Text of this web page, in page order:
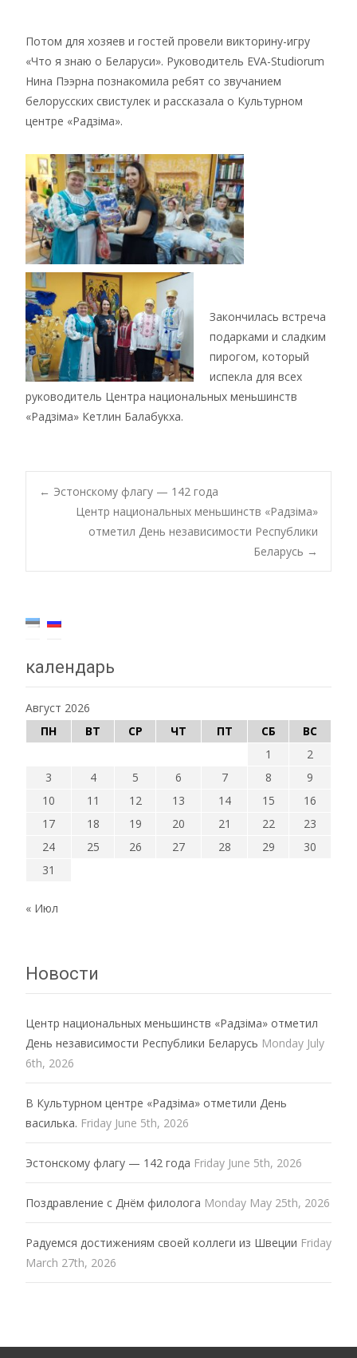
Потом для хозяев и гостей провели викторину-игру
«Что я знаю о Беларуси». Руководитель EVA-Studiorum
Нина Пээрна познакомила ребят со звучанием
белорусских свистулек и рассказала о Культурном
центре «Радзiма».
Закончилась встреча
подарками и сладким
пирогом, который
испекла для всех
руководитель Центра национальных меньшинств
«Радзiма» Кетлин Балабукха.
Post
← Эстонскому флагу — 142 года
Центр национальных меньшинств «Радзiма»
отметил День независимости Республики
Беларусь →
календарь
Август 2026
ПН
ВТ СР ЧТ ПТ СБ
ВС
1
2
3
4 5 6 7 8
9
10
11 12 13 14 15
16
17
18 19 20 21 22
23
24
25 26 27 28 29
30
31
« Июл
Новости
Центр национальных меньшинств «Радзiма» отметил
День независимости Республики Беларусь Monday July
6th, 2026
В Культурном центре «Радзiма» отметили День
василька. Friday June 5th, 2026
Эстонскому флагу — 142 года Friday June 5th, 2026
Поздравление с Днём филолога Monday May 25th, 2026
Радуемся достижениям своей коллеги из Швеции Friday
March 27th, 2026